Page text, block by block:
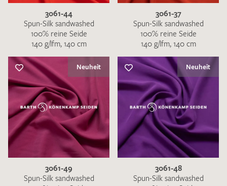
3061-44
Spun-Silk sandwashed
100% reine Seide
140 g/lfm, 140 cm
3061-37
Spun-Silk sandwashed
100% reine Seide
140 g/lfm, 140 cm
Neuheit
3061-49
Spun-Silk sandwashed
Neuheit
3061-48
Spun-Silk sandwashed